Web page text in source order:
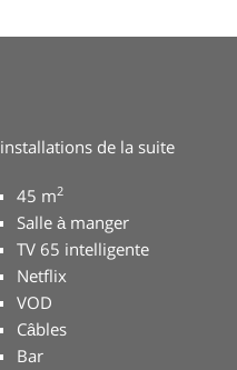
installations de la suite
45 m2
Salle à manger
TV 65 intelligente
Netflix
VOD
Câbles
Bar